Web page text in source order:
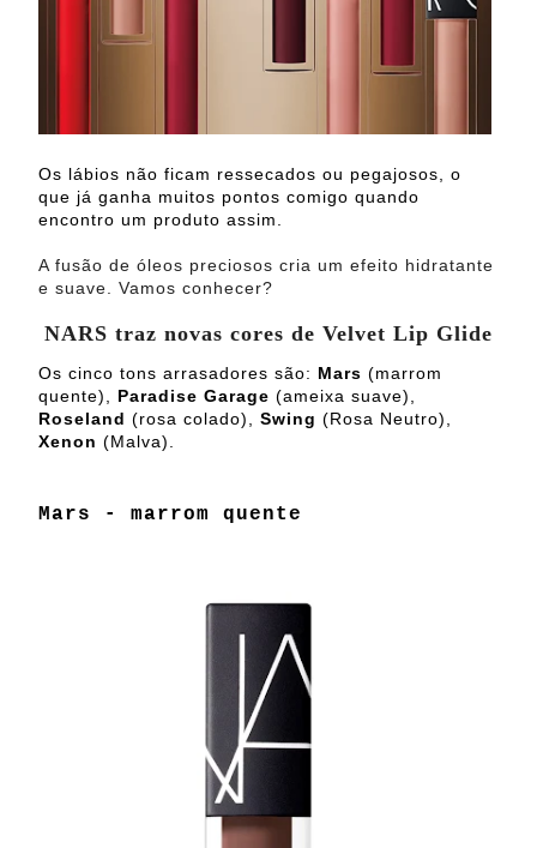
Os lábios não ficam ressecados ou pegajosos, o
que já ganha muitos pontos comigo quando
encontro um produto assim.
A fusão de óleos preciosos cria um efeito hidratante
e suave. Vamos conhecer?
NARS traz novas cores de Velvet Lip Glide
Os cinco tons arrasadores são: Mars (marrom
quente),
Paradise Garage (ameixa suave),
Roseland (rosa colado), Swing (Rosa Neutro),
Xenon (Malva).
Mars - marrom quente